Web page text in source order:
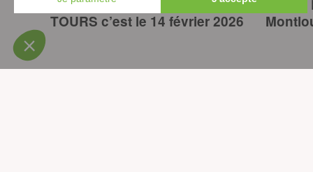
Journée Mondiale de l’Eau à
TOURS c’est le 14 février 2026
10